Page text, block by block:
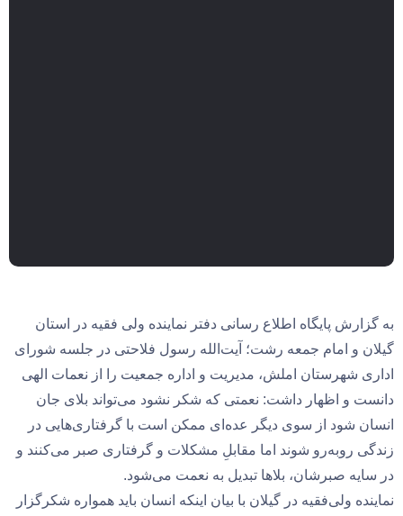
به گزارش پایگاه اطلاع رسانی دفتر نماینده ولی فقیه در استان
گیلان و امام جمعه رشت؛ آیت‌الله رسول فلاحتی در جلسه شورای
اداری شهرستان املش، مدیریت و اداره جمعیت را از نعمات الهی
دانست و اظهار داشت: نعمتی که شکر نشود می‌تواند بلای جان
انسان شود از سوی دیگر عده‌ای ممکن است با گرفتاری‌هایی در
زندگی روبه‌رو شوند اما مقابلِ مشکلات و گرفتاری صبر می‌کنند و
در سایه صبرشان، بلاها تبدیل به نعمت می‌شود.
نماینده ولی‌فقیه در گیلان با بیان اینکه انسان باید همواره شکرگزار